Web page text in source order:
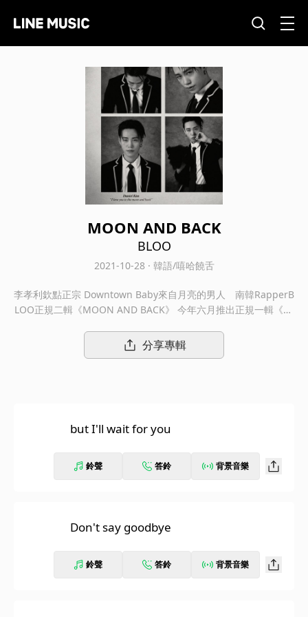
MOON AND BACK
BLOO
2021-10-28 · 韓語/嘻哈饒舌
李孝利欽點正宗 Downtown Baby來自月亮的男人 南韓RapperB
LOO正規二輯《MOON AND BACK》 今年六月推出正規一輯《BL
輯《MOON AND BACK》，意指「I love you to the moon and
back（我對你的愛足以往返地球與月球）」。這張專輯蘊含關於B
人又動感，與節奏全然相反的悲傷歌詞則烘托出BLOO特有的感
O負責，並總攬每首詞曲創作，彰顯其音樂色彩。額外收錄的〈Gi
rl in New York〉爵士版也發揮BLOO不同的感性，相信能擄獲聽
O與團隊皆全力以赴，希望大家給予關注及喜愛。」
分享專輯
but I'll wait for you
鈴聲 答鈴 背景音樂
Don't say goodbye
鈴聲 答鈴 背景音樂